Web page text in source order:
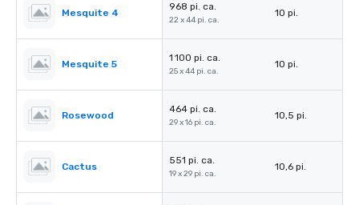
Mesquite 4
968 pi. ca.
22 x 44 pi. ca.
10 pi.
Mesquite 5
1 100 pi. ca.
25 x 44 pi. ca.
10 pi.
Rosewood
464 pi. ca.
29 x 16 pi. ca.
10,5 pi.
Cactus
551 pi. ca.
19 x 29 pi. ca.
10,6 pi.